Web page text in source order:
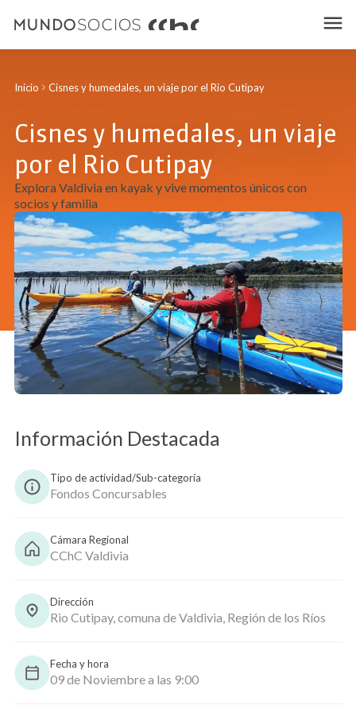
Inicio Cisnes y humedales, un viaje por el Rio Cutipay
Cisnes y humedales, un viaje
por el Rio Cutipay
Explora Valdivia en kayak y vive momentos únicos con
socios y familia
Información Destacada
Tipo de actividad/Sub-categoría
Fondos Concursables
Cámara Regional
CChC Valdivia
Dirección
Rio Cutipay, comuna de Valdivia, Región de los Ríos
Fecha y hora
09 de Noviembre a las 9:00
Copiar